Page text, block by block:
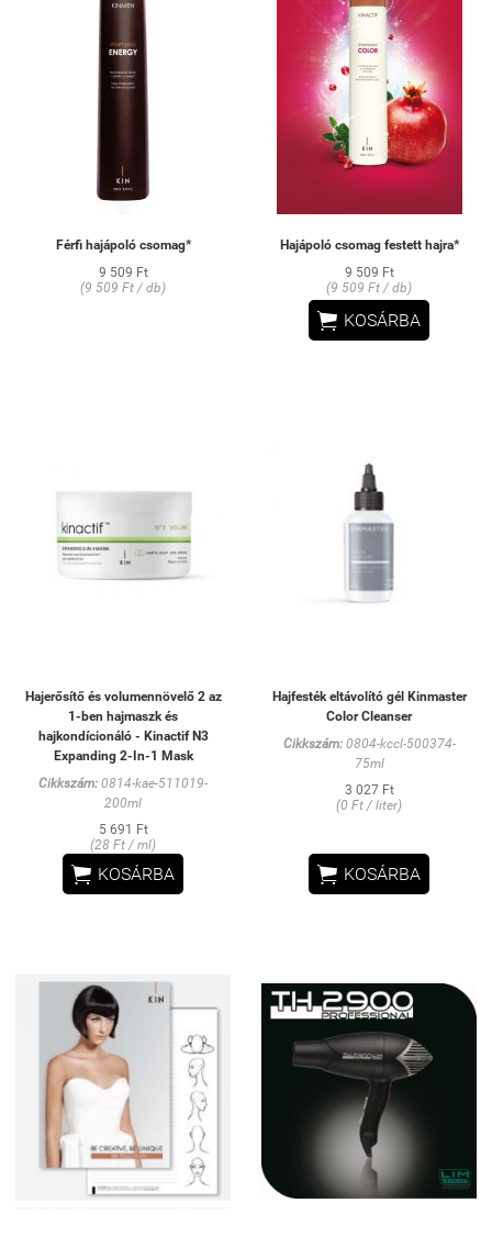
Férfi hajápoló csomag*
9 509 Ft
(9 509 Ft / db)
Hajápoló csomag festett hajra*
9 509 Ft
(9 509 Ft / db)
 KOSÁRBA
Hajerősítő és volumennövelő 2 az
1-ben hajmaszk és
hajkondícionáló - Kinactif N3
Expanding 2-In-1 Mask
Cikkszám: 0814-kae-511019-
200ml
5 691 Ft
(28 Ft / ml)
 KOSÁRBA
Hajfesték eltávolító gél Kinmaster
Color Cleanser
Cikkszám:0804-kccl-500374-
75ml
3 027 Ft
(0 Ft / liter)
 KOSÁRBA